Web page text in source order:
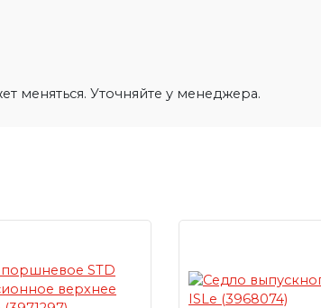
меняться. Уточняйте у менеджера.